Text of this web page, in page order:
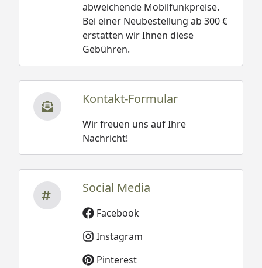
abweichende Mobilfunkpreise.
Bei einer Neubestellung ab 300 €
erstatten wir Ihnen diese
Gebühren.
Kontakt-Formular
Wir freuen uns auf Ihre
Nachricht!
Social Media
Facebook
Instagram
Pinterest